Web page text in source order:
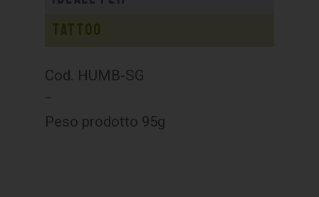
Tattoo
Cod. HUMB-SG
–
Peso prodotto 95g